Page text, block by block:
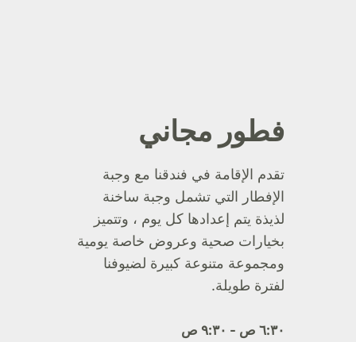
فطور مجاني
تقدم الإقامة في فندقنا مع وجبة
الإفطار التي تشمل وجبة ساخنة
لذيذة يتم إعدادها كل يوم ، وتتميز
بخيارات صحية وعروض خاصة يومية
ومجموعة متنوعة كبيرة لضيوفنا
لفترة طويلة.
٦:٣٠ ص - ٩:٣٠ ص